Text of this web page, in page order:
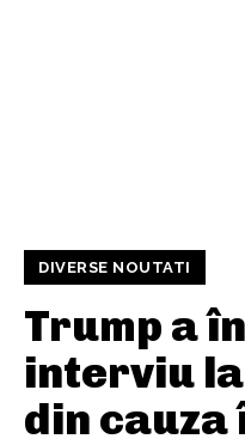
DIVERSE NOUTATI
Trump a
interviu la
din